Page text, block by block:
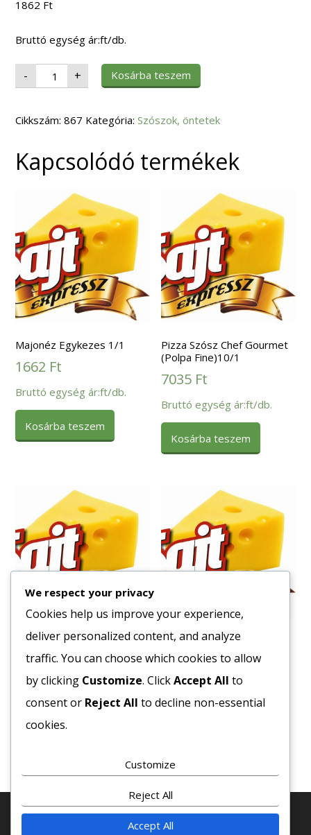
1862 Ft
Bruttó egység ár:ft/db.
- Öntet
Karamell
1
+ Kosárba teszem
Cikkszám:867 Kategória:Szószok, öntetek
Kapcsolódó termékek
Majonéz Egykezes 1/1
1662 Ft
Bruttó egység ár:ft/db.
Kosárba teszem
Pizza Szósz Chef Gourmet
(Polpa Fine)10/1
7035 Ft
Bruttó egység ár:ft/db.
Kosárba teszem
Majonéz Gasztro 25% 5L
Vödrös
3999Ft
Bruttó egység ár:ft/db.
Erős Pista 2,5 Kg
5917Ft
Bruttó egység ár:ft/db.
© 2020 COPYRIGHT - MINDEN JOG FENTTARVA! · SAJT-
We respect your privacy
Cookies help us improve your experience,
deliver personalized content, and analyze
traffic. You can choose which cookies to allow
by clicking Customize. ClickAccept All to
consent or Reject All to decline non-essential
cookies.
Customize
Reject All
Accept All